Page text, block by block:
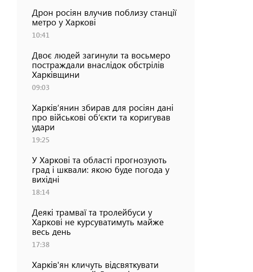
Дрон росіян влучив поблизу станції
метро у Харкові
10:41
Двоє людей загинули та восьмеро
постраждали внаслідок обстрілів
Харківщини
09:03
Харків’янин збирав для росіян дані
про військові об’єкти та коригував
удари
19:25
У Харкові та області прогнозують
град і шквали: якою буде погода у
вихідні
18:14
Деякі трамваї та тролейбуси у
Харкові не курсуватимуть майже
весь день
17:38
Харків'ян кличуть відсвяткувати